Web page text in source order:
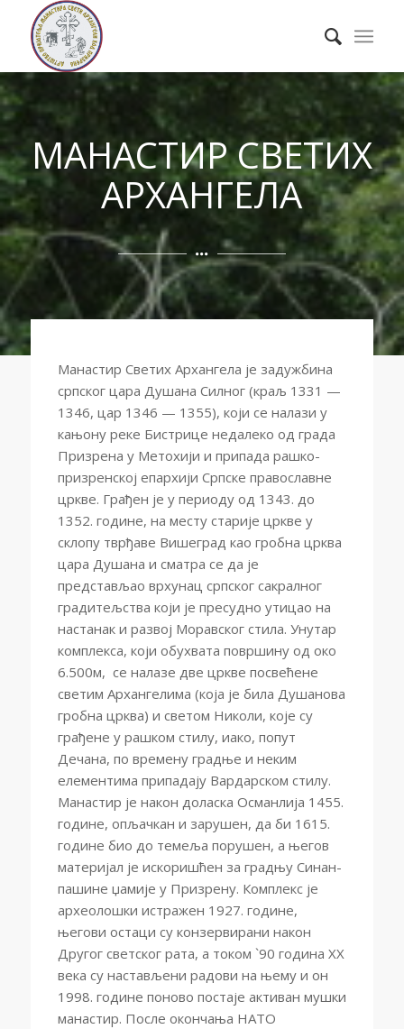
МАНАСТИР СВЕТИХ
АРХАНГЕЛА
Манастир Светих Архангела је задужбина
српског цара Душана Силног (краљ 1331 —
1346, цар 1346 — 1355), који се налази у
кањону реке Бистрице недалеко од града
Призрена у Метохији и припада рашко-
призренској епархији Српске православне
цркве. Грађен је у периоду од 1343. до
1352. године, на месту старије цркве у
склопу тврђаве Вишеград као гробна црква
цара Душана и сматра се да је
представљао врхунац српског сакралног
градитељства који је пресудно утицао на
настанак и развој Моравског стила. Унутар
комплекса, који обухвата површину од око
6.500м, се налазе две цркве посвећене
светим Архангелима (која је била Душанова
гробна црква) и светом Николи, које су
грађене у рашком стилу, иако, попут
Дечана, по времену градње и неким
елементима припадају Вардарском стилу.
Манастир је након доласка Османлија 1455.
године, опљачкан и зарушен, да би 1615.
године био до темеља порушен, а његов
материјал је искоришћен за градњу Синан-
пашине џамије у Призрену. Комплекс је
археолошки истражен 1927. године,
његови остаци су конзервирани након
Другог светског рата, а током `90 година XX
века су настављени радови на њему и он
1998. године поново постаје активан мушки
манастир. После окончања НАТО